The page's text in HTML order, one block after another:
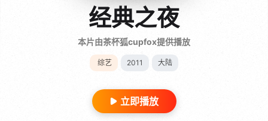
经典之夜
本片由茶杯狐cupfox提供播放
综艺 2011 大陆
立即播放